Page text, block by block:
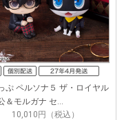
ぷ ペルソナ５ ザ・ロイヤル
＆モルガナ セ…
10,010円（税込）